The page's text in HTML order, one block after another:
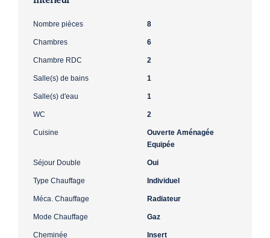
Nombre pièces 8
Chambres 6
Chambre RDC 2
Salle(s) de bains 1
Salle(s) d'eau 1
WC 2
Cuisine
Ouverte Aménagée
Equipée
Séjour Double Oui
Type Chauffage Individuel
Méca. Chauffage Radiateur
Mode Chauffage Gaz
Cheminée Insert